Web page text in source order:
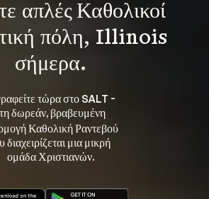
απλές Καθολικοί
πόλη, Illinois
σήμερα.
τώρα στο SALT -
δωρεάν, βραβευμένη
Καθολική Ραντεβού
διαχειρίζεται μια μικρή
ομάδα Χριστιανών.